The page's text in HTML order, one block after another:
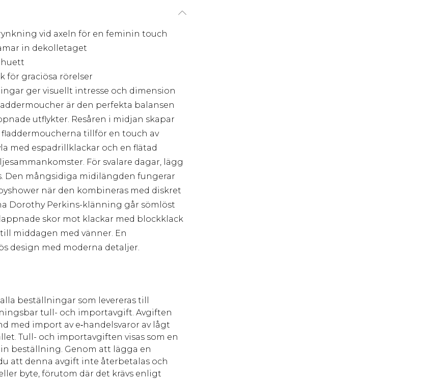
vid axeln för en feminin touch
in dekolletaget
för graciösa rörelser
ger visuellt intresse och dimension
är den perfekta balansen
utflykter. Resåren i midjan skapar
tillför en touch av
med espadrillklackar och en flätad
För svalare dagar, lägg
Den mångsidiga midilängden fungerar
när den kombineras med diskret
Dorothy Perkins-klänning går sömlöst
skor mot klackar med blockklack
middagen med vänner. En
design med moderna detaljer.
beställningar som levereras till
tull- och importavgift. Avgiften
med import av e‑handelsvaror av lågt
Tull- och importavgiften visas som en
beställning. Genom att lägga en
att denna avgift inte återbetalas och
byte, förutom där det krävs enligt